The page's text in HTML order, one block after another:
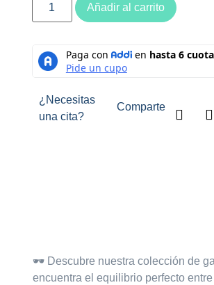
Añadir al carrito
¿Necesitas
una cita?
Comparte
🕶️ Descubre nuestra colección de
encuentra el equilibrio perfecto